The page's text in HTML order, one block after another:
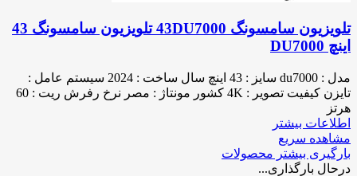
تلویزیون سامسونگ 43DU7000 تلویزیون سامسونگ 43
اینچ DU7000
مدل : du7000 سایز : 43 اینچ سال ساخت : 2024 سیستم عامل :
تایزن کیفیت تصویر : 4K کشور مونتاژ : مصر نرخ رفرش ریت : 60
هرتز
اطلاعات بیشتر
مشاهده سریع
بارگیری بیشتر محصولات
درحال بارگذاری...